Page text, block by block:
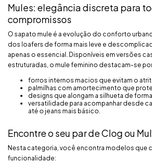
Mules: elegância discreta para
compromissos
O sapato mule é a evolução do conforto
dos loafers de forma mais leve e
apenas o essencial. Disponíveis em versões
estruturadas, o mule feminino destacam-se
forros internos macios que evitam o
palmilhas com amortecimento que
designs que alongam a silhueta de forma
versatilidade para acompanhar desde
até o jeans mais básico.
Encontre o seu par de Clog ou
Nesta categoria, você encontra modelos que
funcionalidade: